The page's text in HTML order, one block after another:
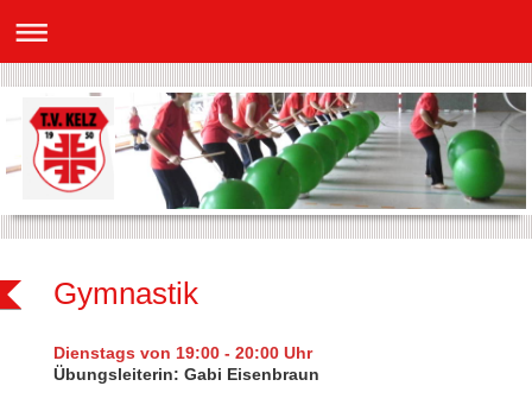
Gymnastik
Dienstags von 19:00 - 20:00 Uhr
Übungsleiterin: Gabi Eisenbraun